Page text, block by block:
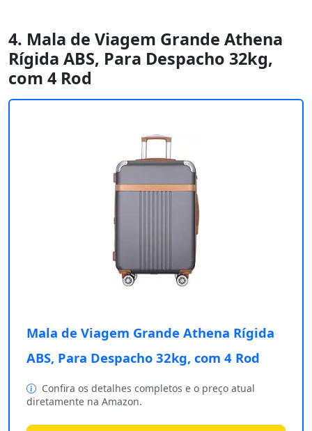
4. Mala de Viagem Grande Athena
Rígida ABS, Para Despacho 32kg,
com 4 Rod
Mala de Viagem Grande Athena Rígida
ABS, Para Despacho 32kg, com 4 Rod
Confira os detalhes completos e o preço atual
diretamente na Amazon.